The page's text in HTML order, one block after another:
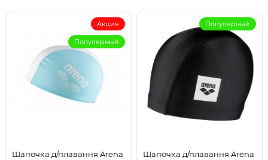
Акция
Популярный
Шапочка д/плавання Arena
Популярный
Шапочка д/плавання Arena